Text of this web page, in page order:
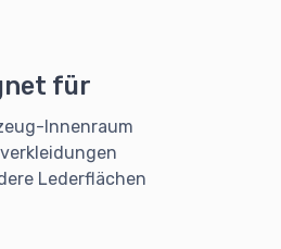
für
Innenraum
Lederflächen